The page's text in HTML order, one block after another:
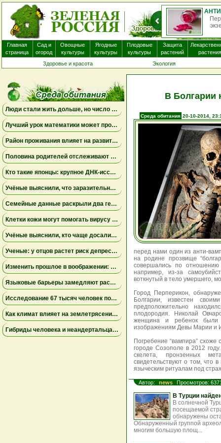
Главная
страница
Сад и
огород
Овощные
культуры
Ягодные
культуры
Плодовые
культуры
Защита
растений
растения
Здоровье и красота
Экология
Люди стали жить дольше, но число лет, проведённых с болезнями, продолжает расти
Лучший урок математики может проходить дома
Район проживания влияет на развитие мозга ребенка
Половина родителей отслеживают местоположение взрослых детей, но это не всегда приносит спокойствие
Кто такие японцы: крупное ДНК-исследование меняет представления о происхождении народа
Учёные выяснили, что заразительное зевание может начинаться ещё до рождения
Семейные данные раскрыли два генетических пути к детской депрессии и тревожности
Клетки кожи могут помогать вирусу бешенства проникать в нервную систему даже при незначительных повреждениях
Учёные выяснили, кто чаще досаливает еду: мужчины лидируют, а поведение женщин зависит от образа жизни
Ученые: у отцов растет риск депрессии через год после рождения ребенка
Изменить прошлое в воображении: как работа с воспоминаниями снижает страх неудачи
Языковые барьеры замедляют распространение знаний и инноваций — результаты исследования
Исследование 67 тысяч человек показало неожиданные факты о сексуальном влечении и возрасте
Как климат влияет на землетрясения: учёные установили связь между изменением уровня озера Туркана и тектонической активностью
Гибриды человека и неандертальца могли вымирать из-за несовместимости крови — новое исследование
В Болгарии
Среда обитания 20-10-2014,
перед нами один из анти-
на родине прозвище
совершались по
например, из-за
воткнутый в тело умершего,
Город Перперикон,
Болгарии, известен
предположительно
плодородия. Николай
женщина и ребенок были
изображениям Девы Марии и
Погребение “вампира” схоже
городе Созополе в 2012
скелета, пронзенных
свидетельствуют о том, что
языческим ритуалам под
Автор: news Просмотров:
В Турции
В солнечной
посещаемой
обнаружены
Обнаруженный группой
многим большую площ...